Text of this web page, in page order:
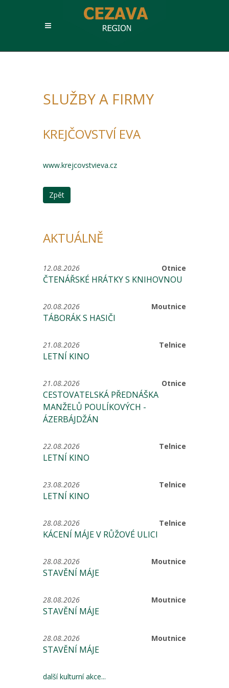
SLUŽBY A FIRMY
KREJČOVSTVÍ EVA
www.krejcovstvieva.cz
Zpět
AKTUÁLNĚ
Otnice
12.08.2026
ČTENÁŘSKÉ HRÁTKY S KNIHOVNOU
Moutnice
20.08.2026
TÁBORÁK S HASIČI
Telnice
21.08.2026
LETNÍ KINO
Otnice
21.08.2026
CESTOVATELSKÁ PŘEDNÁŠKA
MANŽELŮ POULÍKOVÝCH -
ÁZERBÁJDŽÁN
Telnice
22.08.2026
LETNÍ KINO
Telnice
23.08.2026
LETNÍ KINO
Telnice
28.08.2026
KÁCENÍ MÁJE V RŮŽOVÉ ULICI
Moutnice
28.08.2026
STAVĚNÍ MÁJE
Moutnice
28.08.2026
STAVĚNÍ MÁJE
Moutnice
28.08.2026
STAVĚNÍ MÁJE
další kulturní akce...